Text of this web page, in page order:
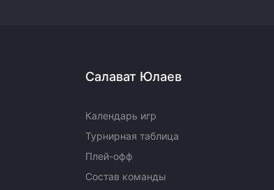
Салават Юлаев
Календарь игр
Турнирная таблица
Плей-офф
Состав команды